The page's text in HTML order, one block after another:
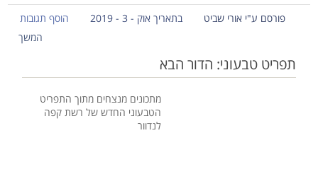
פורסם ע"י אורי שביט בתאריך אוק - 3 - 2019
הוסף תגובות
המשך
תפריט טבעוני: הדור הבא
מתכונים מנצחים מתוך התפריט
הטבעוני החדש של רשת קפה
לנדוור